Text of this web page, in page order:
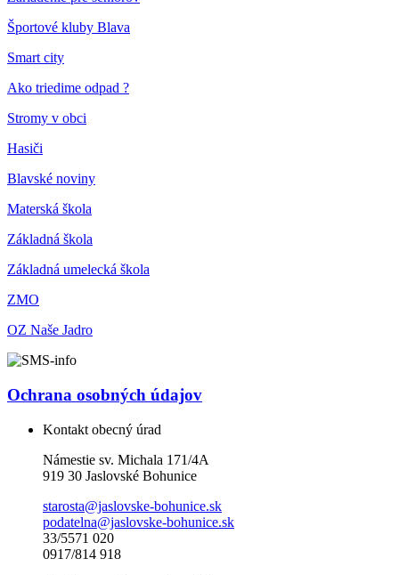
Športové kluby Blava
Smart city
Ako triedime odpad ?
Stromy v obci
Hasiči
Blavské noviny
Materská škola
Základná škola
Základná umelecká škola
ZMO
OZ Naše Jadro
Ochrana osobných údajov
Kontakt obecný úrad
Námestie sv. Michala 171/4A
919 30 Jaslovské Bohunice
starosta@jaslovske-bohunice.sk
podatelna@jaslovske-bohunice.sk
33/5571 020
0917/814 918